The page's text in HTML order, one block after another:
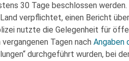
30 Tage beschlossen
verpflichtet, einen Bericht
nutzte die Gelegenheit für
Tagen nach Angaben
durchgeführt wurden, bei